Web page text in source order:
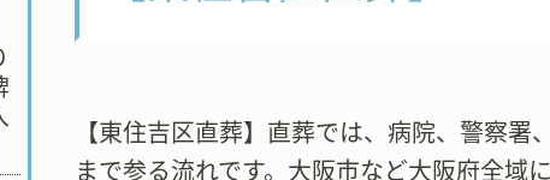
【東住吉区直葬】直葬では、病院、警察
まで参る流れです。大阪市など大阪府全域